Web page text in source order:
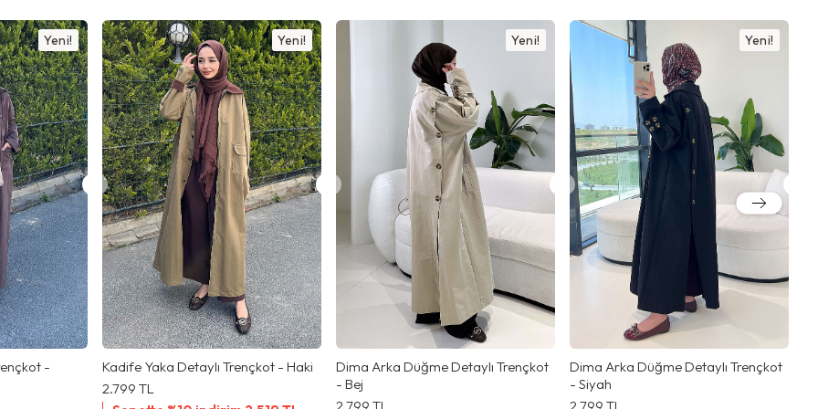
Yeni!
-
Yeni!
Kadife Yaka Detaylı Trençkot - Haki
2.799 TL
Yeni!
Dima Arka Düğme Detaylı Trençkot
- Bej
Yeni!
Dima Arka Düğme Detaylı Trençkot
- Siyah